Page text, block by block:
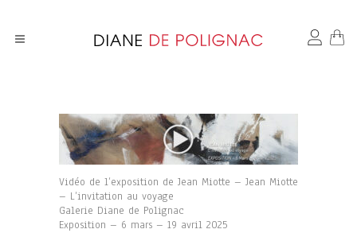
Vidéo de l’exposition de Jean Miotte – Jean Miotte
– L’invitation au voyage
Galerie Diane de Polignac
Exposition – 6 mars – 19 avril 2025